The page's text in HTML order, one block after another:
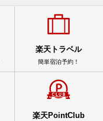
楽天トラベル
簡単宿泊予約！
楽天PointClub